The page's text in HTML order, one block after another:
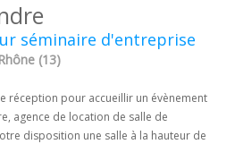
séminaire d'entreprise
(13)
réception pour accueillir un évènement
agence de location de salle de
disposition une salle à la hauteur de